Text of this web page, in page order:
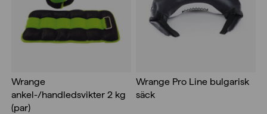
Wrange
ankel-/handledsvikter 2 kg
(par)
Wrange Pro Line bulgarisk
säck